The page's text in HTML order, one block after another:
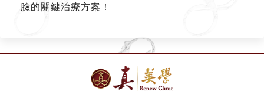
臉的關鍵治療方案！